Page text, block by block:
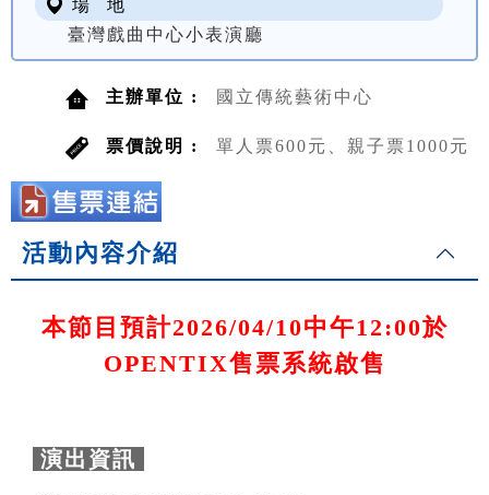
場 地
臺灣戲曲中心小表演廳
主辦單位 : 國立傳統藝術中心
票價說明 : 單人票600元、親子票1000元
活動內容介紹
本節目預計2026/04/10中午12:00於
OPENTIX售票系統啟售
演出資訊